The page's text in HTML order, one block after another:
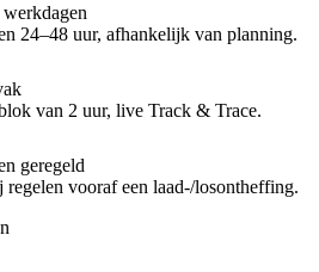
24–48 uur, afhankelijk van planning.
van 2 uur, live Track & Trace.
geregeld
vooraf een laad-/losontheffing.